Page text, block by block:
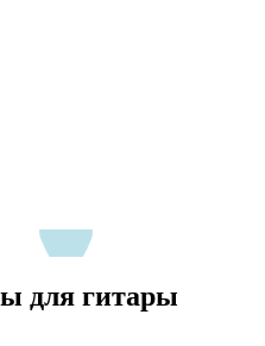
для гитары